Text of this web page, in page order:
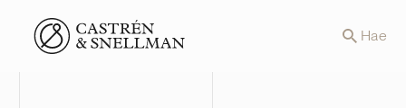
Front page Hae